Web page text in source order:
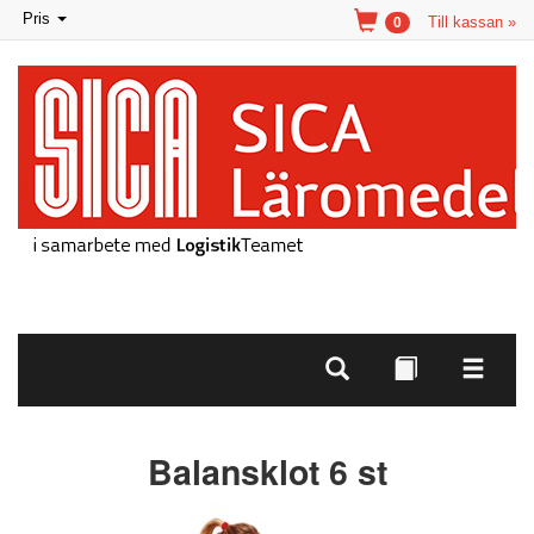
Toggle
navigation
Pris Till kassan »
0
Balansklot 6 st